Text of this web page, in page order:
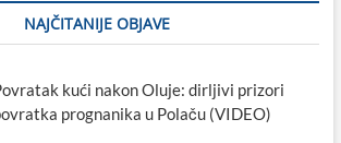
NAJČITANIJE OBJAVE
kući nakon Oluje: dirljivi prizori
prognanika u Polaču (VIDEO)